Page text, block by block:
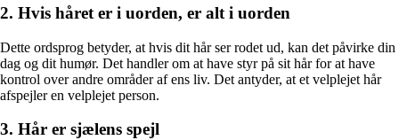
2. Hvis håret er i uorden, er alt i uorden
Dette ordsprog betyder, at hvis dit hår ser rodet ud, kan det påvirke din
dag og dit humør. Det handler om at have styr på sit hår for at have
kontrol over andre områder af ens liv. Det antyder, at et velplejet hår
afspejler en velplejet person.
3. Hår er sjælens spejl